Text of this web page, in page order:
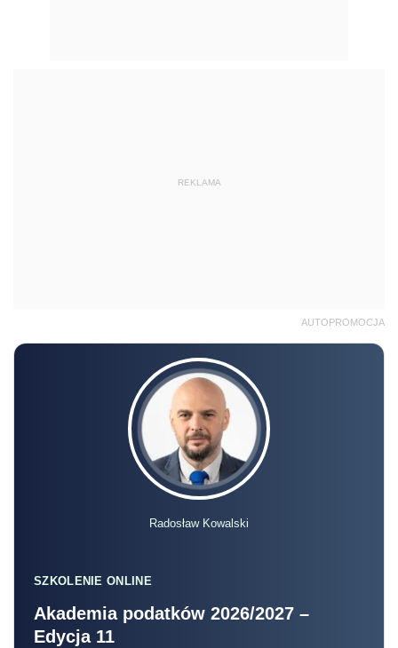
REKLAMA
AUTOPROMOCJA
Radosław Kowalski
SZKOLENIE ONLINE
Akademia podatków 2026/2027 –
Edycja 11